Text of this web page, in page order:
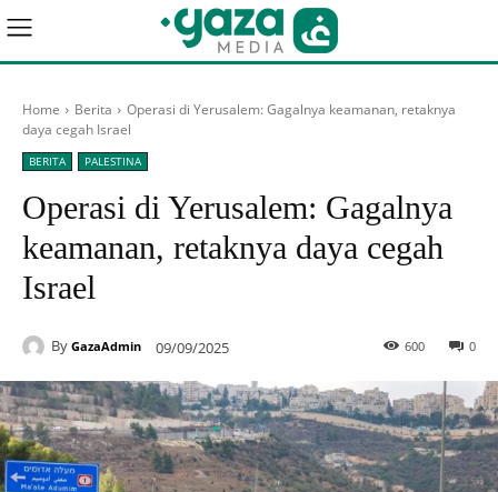
Home Berita
Operasi di Yerusalem: Gagalnya keamanan, retaknya
daya cegah Israel
BERITA PALESTINA
Operasi di Yerusalem: Gagalnya
keamanan, retaknya daya cegah
Israel
By GazaAdmin 09/09/2025 0
600